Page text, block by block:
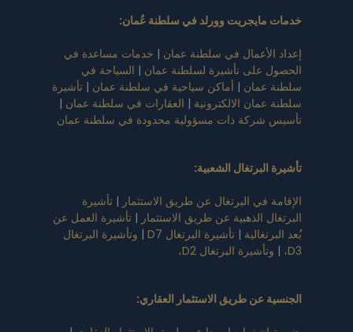
خدمات مايجريت وورلد في سلطنة عُمان:
إعداد الأعمال في سلطنة عمان | خدمات مساعدة في
الحصول على تأشيرة لسلطنة عمان | السياحة في
سلطنة عمان | أماكن سياحية في سلطنة عمان | تأشيرة
سلطنة عمان الالكترونية | العقارات في سلطنة عمان |
تأسيس شركة ذات مسؤولية محدودة في سلطنة عمان
تأشيرة البرتغال الشعبية:
الإقامة في البرتغال عن طريق الاستثمار | تأشيرة
البرتغال الذهبية عن طريق الاستثمار | تأشيرة العمل عن
بُعد البرتغالية | تأشيرة البرتغال D7 | وتأشيرة البرتغال
D3، | وتأشيرة البرتغال D2،
الجنسية عن طريق الاستثمار العقاري: